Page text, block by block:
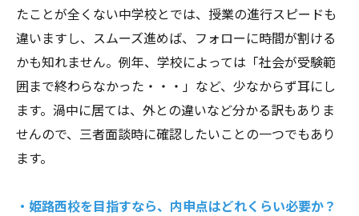
たことが全くない中学校とでは、授業の進行スピードも
違いますし、スムーズ進めば、フォローに時間が割ける
かも知れません。例年、学校によっては「社会が受験範
囲まで終わらなかった・・・」など、少なからず耳にし
ます。渦中に居ては、外との違いなど分かる訳もありま
せんので、三者面談時に確認したいことの一つでもあり
ます。
・姫路西校を目指すなら、内申点はどれくらい必要か？